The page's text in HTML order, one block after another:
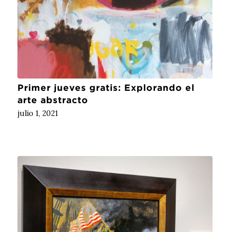
Primer jueves gratis: Explorando el
arte abstracto
julio 1, 2021